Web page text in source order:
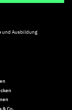
und Ausbildung